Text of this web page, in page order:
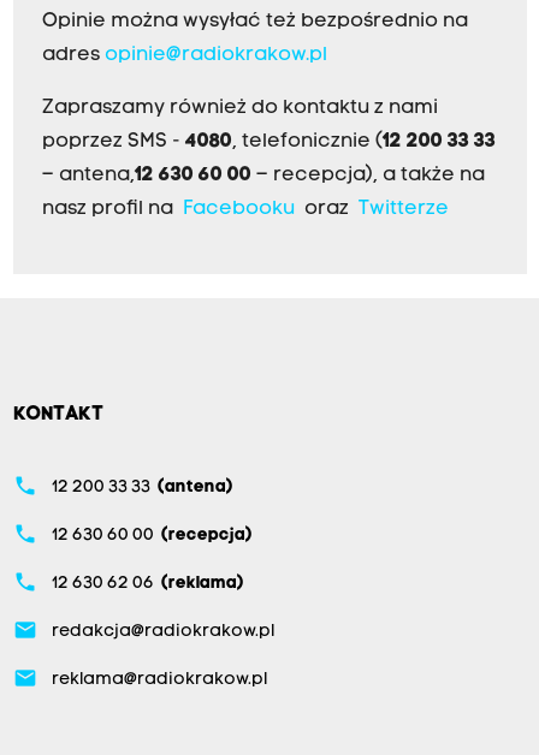
Opinie można wysyłać też bezpośrednio na
adres opinie@radiokrakow.pl
Zapraszamy również do kontaktu z nami
poprzez SMS - 4080, telefonicznie (12 200 33 33
– antena,12 630 60 00 – recepcja), a także na
nasz profil na
Facebookuoraz Twitterze
KONTAKT
phone 12 200 33 33 (antena)
phone 12 630 60 00 (recepcja)
phone 12 630 62 06 (reklama)
email redakcja@radiokrakow.pl
email reklama@radiokrakow.pl